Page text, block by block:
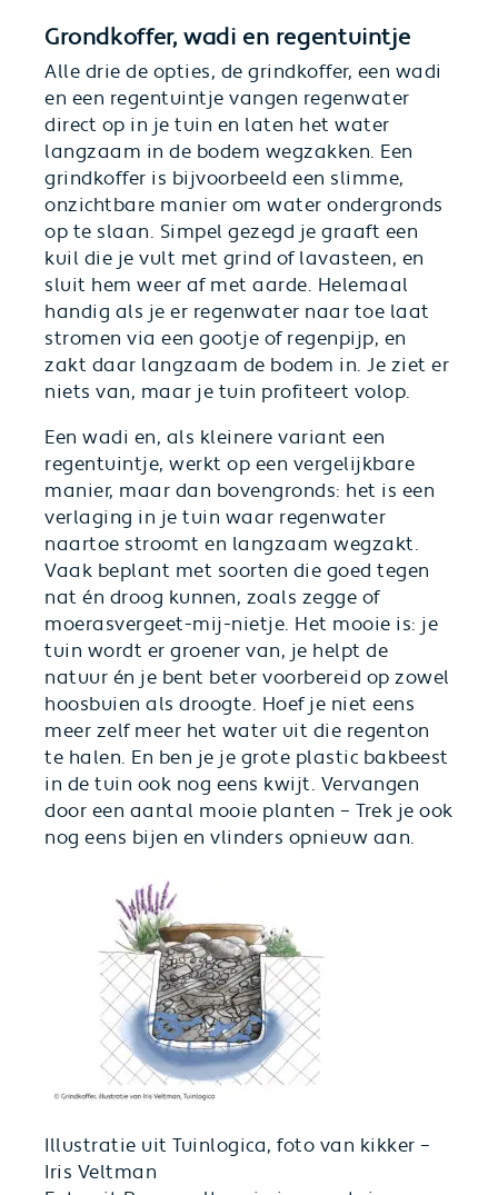
Grondkoffer, wadi en regentuintje
Alle drie de opties, de grindkoffer, een wadi
en een regentuintje vangen regenwater
direct op in je tuin en laten het water
langzaam in de bodem wegzakken. Een
grindkoffer is bijvoorbeeld een slimme,
onzichtbare manier om water ondergronds
op te slaan. Simpel gezegd je graaft een
kuil die je vult met grind of lavasteen, en
sluit hem weer af met aarde. Helemaal
handig als je er regenwater naar toe laat
stromen via een gootje of regenpijp, en
zakt daar langzaam de bodem in. Je ziet er
niets van, maar je tuin profiteert volop.
Een wadi en, als kleinere variant een
regentuintje, werkt op een vergelijkbare
manier, maar dan bovengronds: het is een
verlaging in je tuin waar regenwater
naartoe stroomt en langzaam wegzakt.
Vaak beplant met soorten die goed tegen
nat én droog kunnen, zoals zegge of
moerasvergeet-mij-nietje. Het mooie is: je
tuin wordt er groener van, je helpt de
natuur én je bent beter voorbereid op zowel
hoosbuien als droogte. Hoef je niet eens
meer zelf meer het water uit die regenton
te halen. En ben je je grote plastic bakbeest
in de tuin ook nog eens kwijt. Vervangen
door een aantal mooie planten – Trek je ook
nog eens bijen en vlinders opnieuw aan.
Illustratie uit Tuinlogica, foto van kikker –
Iris Veltman